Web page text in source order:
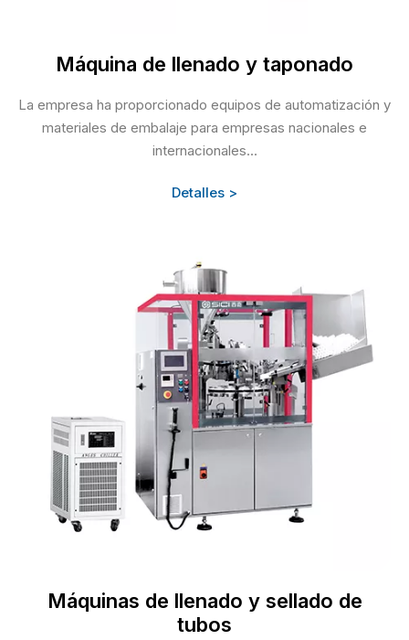
Máquina de llenado y taponado
La empresa ha proporcionado equipos de automatización y
materiales de embalaje para empresas nacionales e
internacionales...
Detalles >
Máquinas de llenado y sellado de
tubos